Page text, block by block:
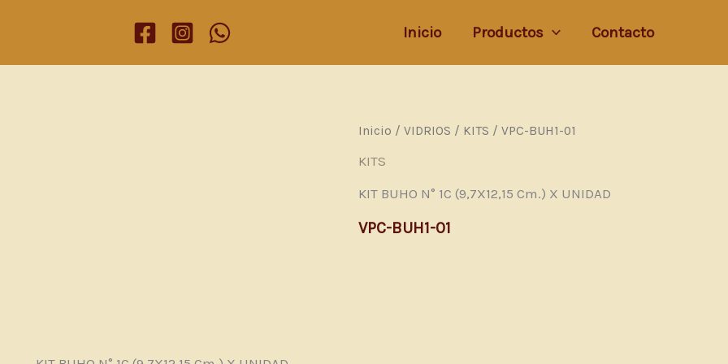
Inicio Productos Contacto
Inicio /VIDRIOS / KITS / VPC-BUH1-01
KITS
KIT BUHO N° 1C (9,7X12,15 Cm.) X UNIDAD
VPC-BUH1-01